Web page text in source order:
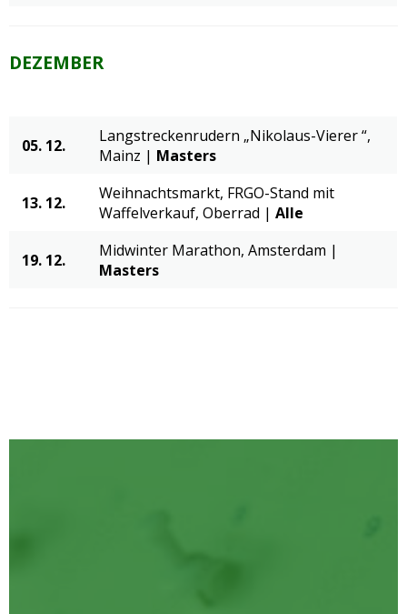
DEZEMBER
05. 12.
Langstreckenrudern „Nikolaus-Vierer “,
Mainz | Masters
13. 12.
Weihnachtsmarkt, FRGO-Stand mit
Waffelverkauf, Oberrad | Alle
19. 12.
Midwinter Marathon, Amsterdam |
Masters